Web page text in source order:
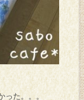
った。。。